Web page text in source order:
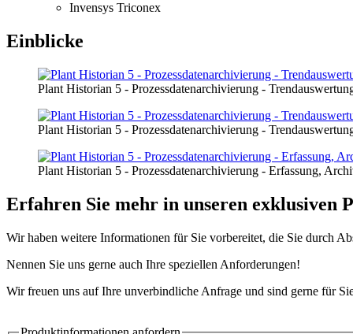
verbessern und erfolgreicher zu werden.
Prozessdaten SOFTWARE PDE Prozessdatenerfassung APP
Analyse - Prozessdatenanalyse
Das Datenprodukt ist ein Prozess, der Ihnen hilft, schneller zu
intelligenter zu arbeiten.
Prozessdaten SOFTWARE PDE Prozessdatenerfassung APP PDA
Dank künstlicher Intelligenz werden Ihre Inhalte immer optimal sein.
Ein Prozess, der Ihnen hilft, schneller und effektiver zu arbeiten: Es
Prozessdaten Software - Prozessdatenerfassung Prozessdaten
Invensys Triconex
Einblicke
Plant Historian 5 - Prozessdatenarchivierung -
Plant Historian 5 - Prozessdatenarchivierung -
Plant Historian 5 - Prozessdatenarchivierung - Erfassung,
Erfahren Sie mehr in unseren exklusiven
Wir haben weitere Informationen für Sie vorbereitet, die Sie durch
Nennen Sie uns gerne auch Ihre speziellen Anforderungen!
Wir freuen uns auf Ihre unverbindliche Anfrage und sind gerne für